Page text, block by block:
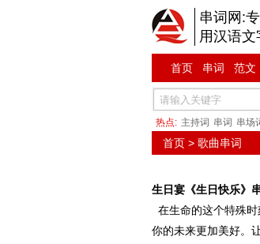
串词网:
用汉语文
首页 串词 范文
热点: 主持词 串词 串场
首页> 歌曲串词
生日宴《生日快乐》
在生命的这个特殊
你的未来更加美好。